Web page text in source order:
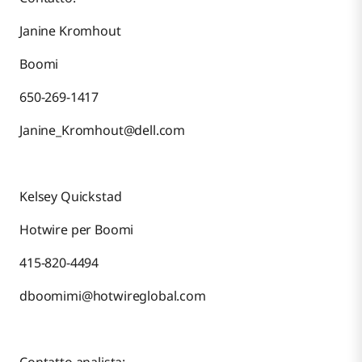
Janine Kromhout
Boomi
650-269-1417
Janine_Kromhout@dell.com
Kelsey Quickstad
Hotwire per Boomi
415-820-4494
dboomimi@hotwireglobal.com